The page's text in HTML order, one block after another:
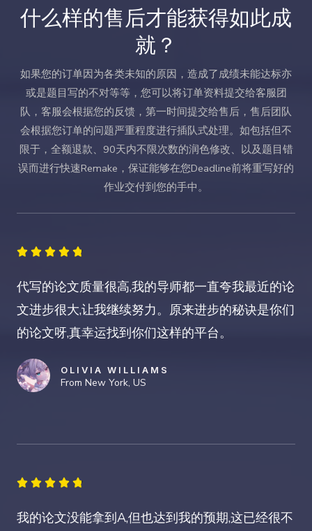
/
什么样的售后才能获得如此成
就？
如果您的订单因为各类未知的原因，造成了成绩未能达标亦
或是题目写的不对等等，您可以将订单资料提交给客服团
队，客服会根据您的反馈，第一时间提交给售后，售后团队
会根据您订单的问题严重程度进行插队式处理。如包括但不
限于，全额退款、90天内不限次数的润色修改、以及题目错
误而进行快速Remake，保证能够在您Deadline前将重写好的
作业交付到您的手中。
    
8
/
5
代写的论文质量很高,我的导师都一直夸我最近的论
文进步很大,让我继续努力。原来进步的秘诀是你们
的论文呀,真幸运找到你们这样的平台。
OLIVIA WILLIAMS
From New York, US
    
8
我的论文没能拿到A,但也达到我的预期,这已经很不